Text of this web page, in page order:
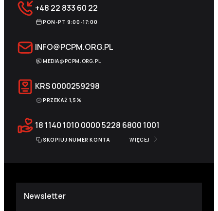
+48 22 833 60 22
PON-PT 9:00-17:00
INFO@PCPM.ORG.PL
MEDIA@PCPM.ORG.PL
KRS0000259298
PRZEKAŻ 1,5%
18 1140 1010 0000 5228 6800 1001
SKOPIUJ NUMER KONTA WIĘCEJ
Newsletter